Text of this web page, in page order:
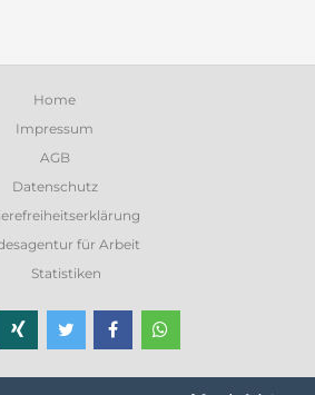
Home
Impressum
AGB
Datenschutz
für Arbeit
Statistiken